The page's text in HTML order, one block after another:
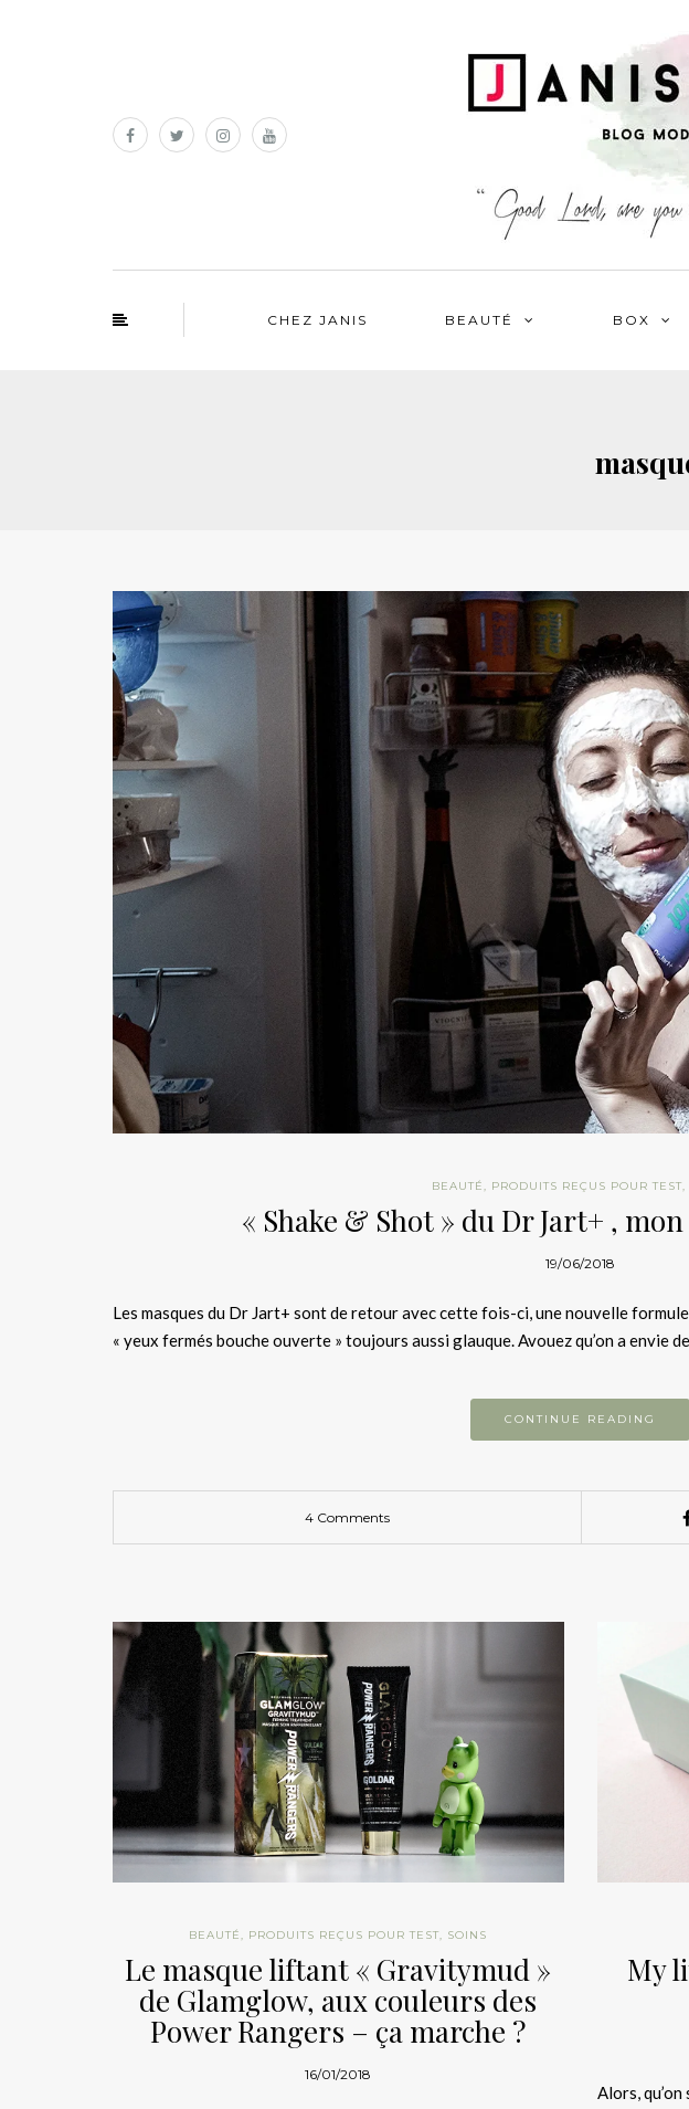
CHEZ JANIS BEAUTÉ BOX
BEAUTÉ, PRODUITS REÇUS POUR TEST,
« Shake & Shot » du Dr Jart+ ,
19/06/2018
Les masques du Dr Jart+ sont de retour avec cette fois-ci, une nouvelle
« yeux fermés bouche ouverte » toujours aussi glauque. Avouez qu’on a envie
CONTINUE READING
4 Comments
BEAUTÉ, PRODUITS REÇUS POUR TEST, SOINS
Le masque liftant « Gravitymud »
de Glamglow, aux couleurs des
Power Rangers – ça marche ?
16/01/2018
My
Alors,